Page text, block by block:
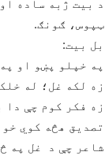
ټپوس، ګونګ.
بل بیت:
په خپلو پښو او
زه لکه غل؛ له
زه فکر کوم چې دا
تصدیق هڅه کوي
شاعر چې د غل په